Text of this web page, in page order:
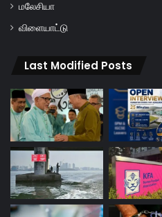
மலேசியா
விளையாட்டு
Last Modified Posts